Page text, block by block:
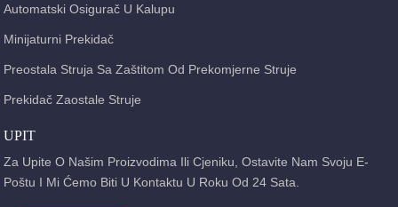
Automatski Osigurač U Kalupu
Minijaturni Prekidač
Preostala Struja Sa Zaštitom Od Prekomjerne Struje
Prekidač Zaostale Struje
UPIT
Za Upite O Našim Proizvodima Ili Cjeniku, Ostavite Nam Svoju E-
Poštu I Mi Ćemo Biti U Kontaktu U Roku Od 24 Sata.